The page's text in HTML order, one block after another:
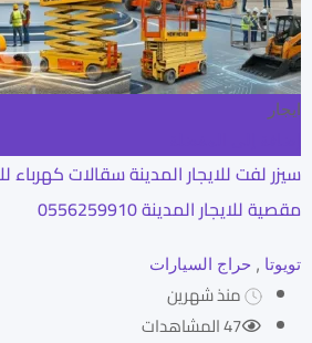
ايجار
سيزر لفت للايجار المدينة سقالات كهرباء
مقصية للايجار المدينة 0556259910
تويوتا , حراج السيارات
منذ شهرين
47 المشاهدات